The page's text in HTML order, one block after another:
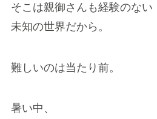
そこは親御さんも経験のない
未知の世界だから。
難しいのは当たり前。
暑い中、